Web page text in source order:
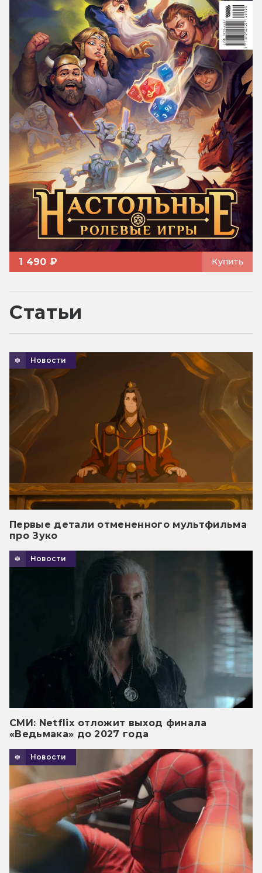
1 490 ₽ Купить
Статьи
Новости
Первые детали отмененного мультфильма
про Зуко
Новости
СМИ: Netflix отложит выход финала
«Ведьмака» до 2027 года
Новости